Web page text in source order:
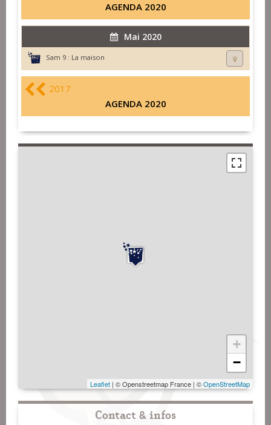
AGENDA 2020
Mai 2020
Sam 9 : La maison
2017
AGENDA 2020
+
−
Leaflet | © Openstreetmap France | ©OpenStreetMap
Contact & infos